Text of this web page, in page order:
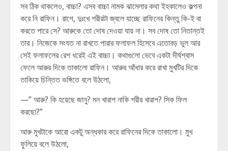
সব ঠিক থাকলেও, বাচ্চা? এসব বাচ্চা নামক ঝামেলার কথা ইহকালেও কল্পনা
করে নি রাফিন। রাগে, দুঃখে শরীরটা জ্বলে যাচ্ছে রাফিনের কিন্তু কি-ই বা
করতে পারে সে? আরুকে তো দোষ দেওয়া যায় না। সব দোষ তো নিতান্তই
তার। নিজেকে সংযত না রাখতে পারার ফলাফল হিসেবে এতোবড় ভুল আর
সেই ফলাফলের রেশ ধরেই এই বাচ্চা। কথাগুলো ভেবে একটা দীর্ঘশ্বাস
ফেলে আরুর দিকে তাকালো রাফিন। আরুর আঁধার করে রাখা মুখটির দিকে
তাকিয়ে চিন্তিত ভঙ্গিতে বলে উঠলো,
—” আরু? কি হয়েছে জানু? মন খারাপ নাকি শরীর খারাপ? সিক ফিল
করছো?”
আরু মুখটাকে আরো একটু অন্ধকার করে রাফিনের দিকে তাকালো। মুখ
ফুলিয়ে বলে উঠলো,